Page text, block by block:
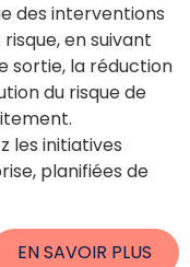
des interventions
en suivant
sortie, la réduction
du risque de
les initiatives
planifiées de
EN SAVOIR PLUS